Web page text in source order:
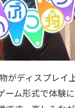
がディスプレ
ム形式で体験